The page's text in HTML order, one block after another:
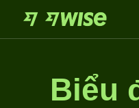
Biểu